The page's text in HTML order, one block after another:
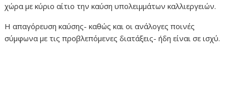
χώρα με κύριο αίτιο την καύση υπολειμμάτων καλλιεργειών.
Η απαγόρευση καύσης- καθώς και οι ανάλογες ποινές
σύμφωνα με τις προβλεπόμενες διατάξεις- ήδη είναι σε ισχύ.